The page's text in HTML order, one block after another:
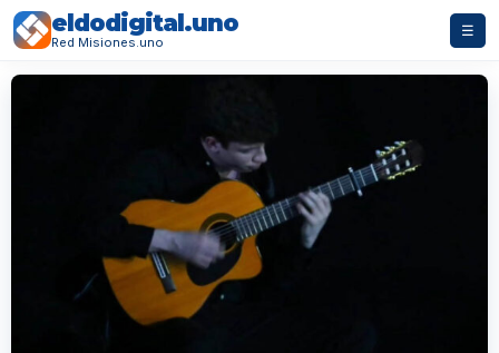
eldodigital.uno
Red Misiones.uno
☰